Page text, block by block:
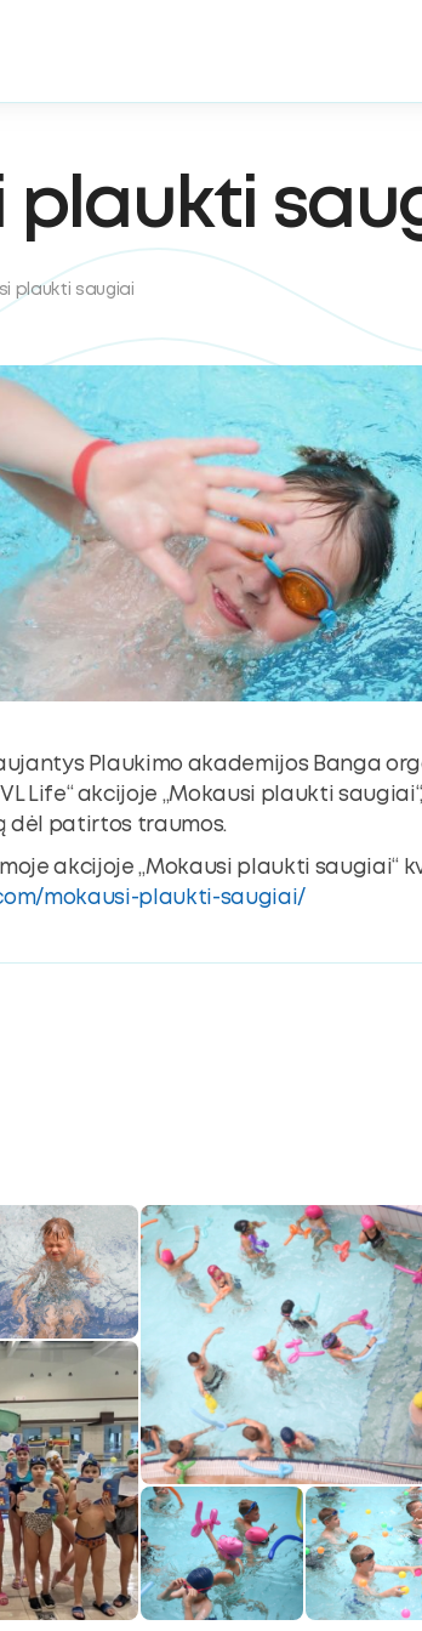
plaukti
plaukti saugiai
Plaukimo akademijos Banga
Life“ akcijoje „Mokausi plaukti
dėl patirtos traumos.
akcijoje „Mokausi plaukti saugiai“
mokausi-plaukti-saugiai/